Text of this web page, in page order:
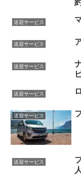
送迎サービス
送迎サービス
送迎サービス
送迎サービス
送迎サービス
送迎サービス